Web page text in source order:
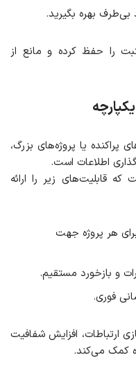
بهره بگیرید.
را حفظ کرده و مانع از
پراکنده یا پروژه‌های بزرگ،
اطلاعات است.
که قابلیت‌های زیر را ارائه
هر پروژه جهت
و بازخورد مستقیم.
ارتباطات، افزایش شفافیت
کمک می‌کند.